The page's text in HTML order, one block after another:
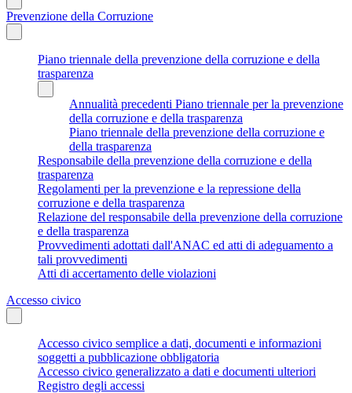
Prevenzione della Corruzione
Piano triennale della prevenzione della corruzione e della
trasparenza
Annualità precedenti Piano triennale per la prevenzione
della corruzione e della trasparenza
Piano triennale della prevenzione della corruzione e
della trasparenza
Responsabile della prevenzione della corruzione e della
trasparenza
Regolamenti per la prevenzione e la repressione della
corruzione e della trasparenza
Relazione del responsabile della prevenzione della corruzione
e della trasparenza
Provvedimenti adottati dall'ANAC ed atti di adeguamento a
tali provvedimenti
Atti di accertamento delle violazioni
Accesso civico
Accesso civico semplice a dati, documenti e informazioni
soggetti a pubblicazione obbligatoria
Accesso civico generalizzato a dati e documenti ulteriori
Registro degli accessi